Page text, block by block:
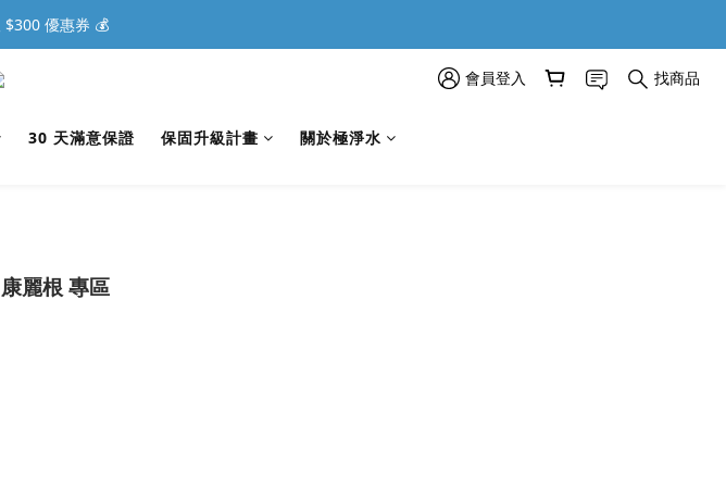
優惠券 💰
會員登入 找商品
30 天滿意保證 保固升級計畫 關於極淨水
麗根 專區